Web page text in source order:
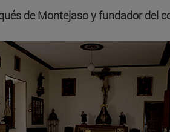
de Montejaso y fundador del